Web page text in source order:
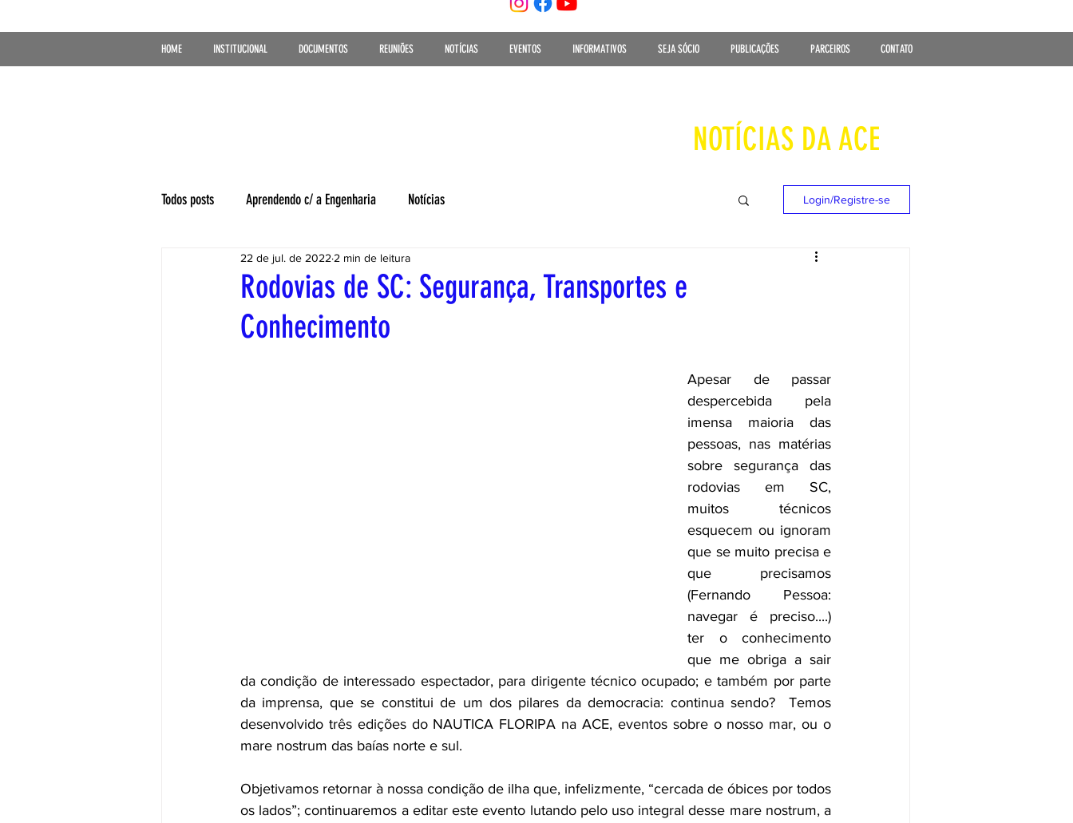
HOME INSTITUCIONAL DOCUMENTOS REUNIÕES NOTÍCIAS EVENTOS INFORMATIVOS SEJA SÓCIO PUBLICAÇÕES PARCEIROS CONTATO
NOTÍCIAS DA ACE
Todos posts Aprendendo c/ a Engenharia Notícias Login/Registre-se
Rodovias de SC: Segurança, Transportes e
Conhecimento
22 de jul. de 2022 2 min de leitura
Apesar de passar
despercebida pela
imensa maioria das
pessoas, nas matérias
sobre segurança das
rodovias em SC,
muitos técnicos
esquecem ou ignoram
que se muito precisa e
que precisamos
(Fernando Pessoa:
navegar é preciso....)
ter o conhecimento
que me obriga a sair
da condição de interessado espectador, para dirigente técnico ocupado; e também por parte
da imprensa, que se constitui de um dos pilares da democracia: continua sendo?  Temos
desenvolvido três edições do NAUTICA FLORIPA na ACE, eventos sobre o nosso mar, ou o
mare nostrum das baías norte e sul.
Objetivamos retornar à nossa condição de ilha que, infelizmente, “cercada de óbices por todos
os lados”; continuaremos a editar este evento lutando pelo uso integral desse mare nostrum, a